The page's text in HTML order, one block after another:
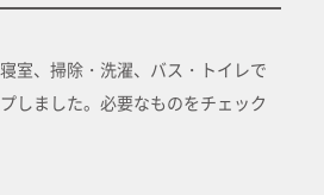
室、掃除・洗濯、バス・トイレで
しました。必要なものをチェック